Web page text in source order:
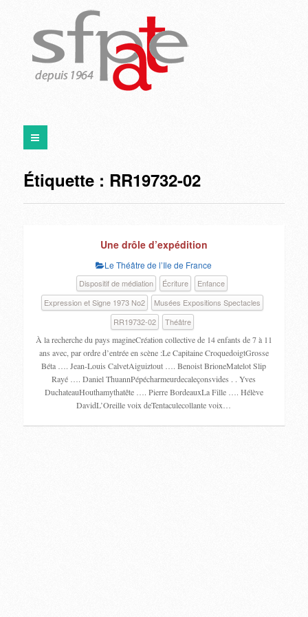
Étiquette : RR19732-02
Une drôle d’expédition
Le Théâtre de l’Ile de France
Dispositif de médiation Écriture
Enfance
Expression et Signe 1973 No2
Musées Expositions Spectacles
RR19732-02
Théâtre
À la recherche du pays magineCréation collective de 14 enfants de 7 à 11
ans avec, par ordre d’entrée en scène :Le Capitaine CroquedoigtGrosse
Béta …. Jean-Louis CalvetAiguiztout …. Benoist BrioneMatelot Slip
Rayé …. Daniel ThuannPépécharmeurdecaleçonsvides . . Yves
DuchateauHouthamythatête …. Pierre BordeauxLa Fille …. Hélève
DavidL’Oreille voix deTentaculecollante voix…